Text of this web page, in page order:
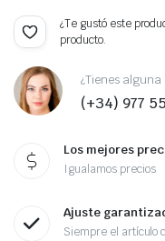
¿Te gustó este
producto.
¿Tienes
(+34) 977
Los mejores
Igualamos precios
Ajuste
Siempre el artículo